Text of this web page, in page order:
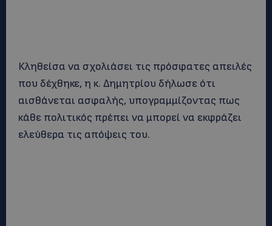
Κληθείσα να σχολιάσει τις πρόσφατες απειλές
που δέχθηκε, η κ. Δημητρίου δήλωσε ότι
αισθάνεται ασφαλής, υπογραμμίζοντας πως
κάθε πολιτικός πρέπει να μπορεί να εκφράζει
ελεύθερα τις απόψεις του.